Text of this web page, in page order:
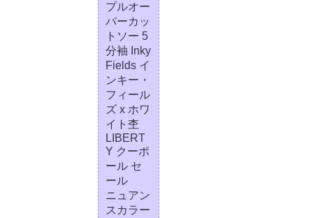
プルオー
バーカッ
トソー 5
分袖 Inky
Fields イ
ンキー・
フィール
ズ x ホワ
イト杢
LIBERT
Y クーポ
ール セ
ール
ニュアン
スカラー